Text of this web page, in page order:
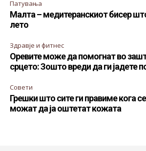
Патувања
Малта – медитеранскиот бисер
лето
Здравје и фитнес
Оревите може да помогнат во
срцето: Зошто вреди да ги јадете
Совети
Грешки што сите ги правиме кога
можат да ја оштетат кожата